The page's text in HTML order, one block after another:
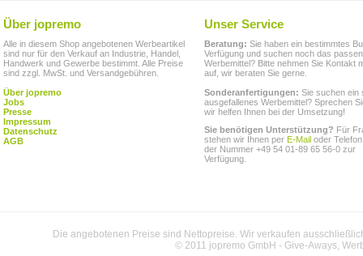
Über jopremo
Alle in diesem Shop angebotenen Werbeartikel
sind nur für den Verkauf an Industrie, Handel,
Handwerk und Gewerbe bestimmt. Alle Preise
sind zzgl. MwSt. und Versandgebühren.
Über jopremo
Jobs
Presse
Impressum
Datenschutz
AGB
Unser Service
Beratung: Sie haben ein bestimmtes
Verfügung und suchen noch das
Werbemittel? Bitte nehmen Sie Kontakt
auf, wir beraten Sie gerne.
Sonderanfertigungen: Sie suchen ein
ausgefallenes Werbemittel? Sprechen
wir helfen Ihnen bei der Umsetzung!
Sie benötigen Unterstützung? Für
stehen wir Ihnen per E-Mail oder
der Nummer +49 54 01-89 65 56-0 zur
Verfügung.
Die angebotenen Preise sind Nettopreise. Wir verkaufen
© 2011 jopremo GmbH - Give-Aways,